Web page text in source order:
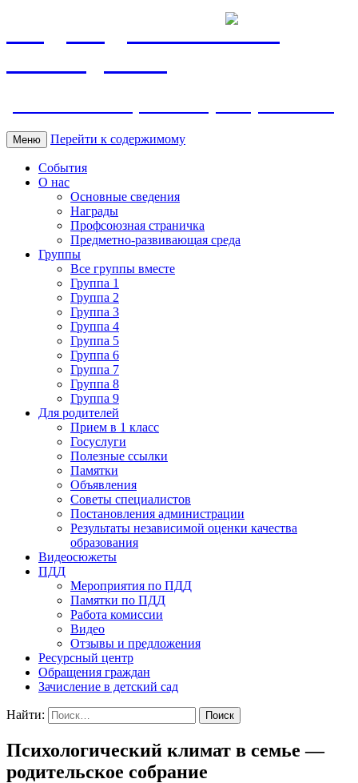
МБДОУ ДС "Калинка"
Меню Перейти к содержимому
События
О нас
Основные сведения
Награды
Профсоюзная страничка
Предметно-развивающая среда
Группы
Все группы вместе
Группа 1
Группа 2
Группа 3
Группа 4
Группа 5
Группа 6
Группа 7
Группа 8
Группа 9
Для родителей
Прием в 1 класс
Госуслуги
Полезные ссылки
Памятки
Объявления
Советы специалистов
Постановления администрации
Результаты независимой оценки качества
образования
Видеосюжеты
ПДД
Мероприятия по ПДД
Памятки по ПДД
Работа комиссии
Видео
Отзывы и предложения
Ресурсный центр
Обращения граждан
Зачисление в детский сад
Найти:
Психологический климат в семье —
родительское собрание